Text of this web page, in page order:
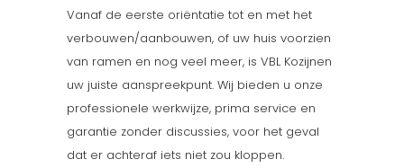
Vanaf de eerste oriëntatie tot en met het
verbouwen/aanbouwen, of uw huis voorzien
van ramen en nog veel meer, is VBL Kozijnen
uw juiste aanspreekpunt. Wij bieden u onze
professionele werkwijze, prima service en
garantie zonder discussies, voor het geval
dat er achteraf iets niet zou kloppen.